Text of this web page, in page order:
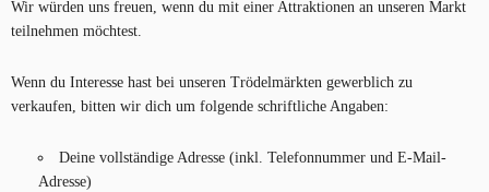
Wir würden uns freuen, wenn du mit einer Attraktionen an unseren Markt
teilnehmen möchtest.
Wenn du Interesse hast bei unseren Trödelmärkten gewerblich zu
verkaufen, bitten wir dich um folgende schriftliche Angaben:
Deine vollständige Adresse (inkl. Telefonnummer und E-Mail-
Adresse)